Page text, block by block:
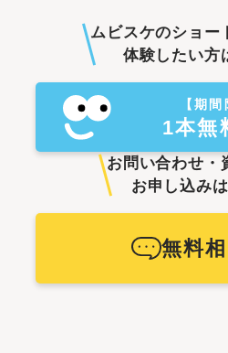
ムビスケのショー
体験したい方
【期間
1本無
お問い合わせ・
お申し込み
無料